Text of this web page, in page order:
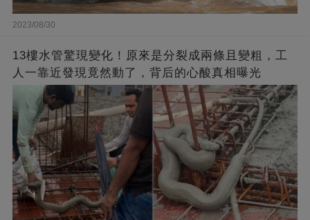
2023/08/30
13樓水管驚現變化！原來是分裂成兩條且變粗，工
人一靠近發現竟然動了，背后的心酸真相曝光